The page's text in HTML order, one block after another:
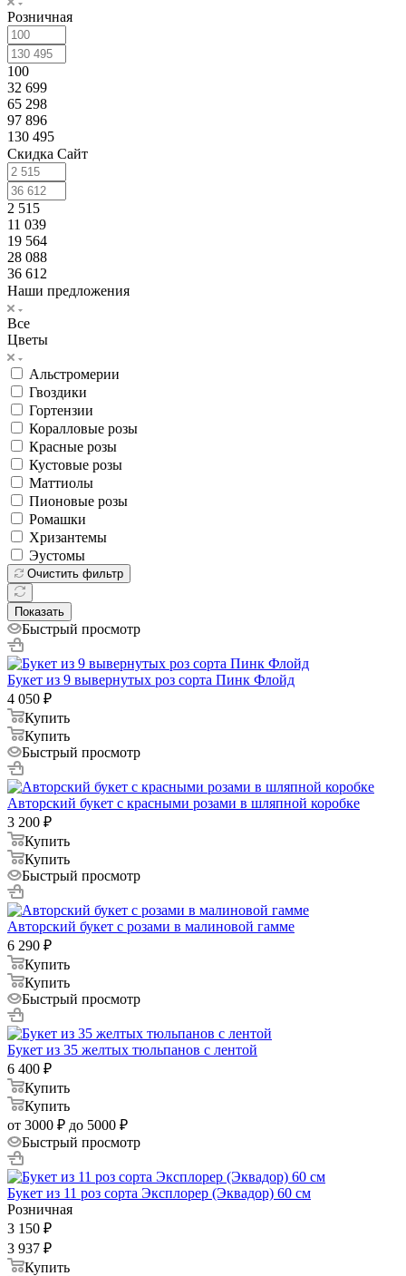
Розничная
100
32 699
65 298
97 896
130 495
Скидка Сайт
2 515
11 039
19 564
28 088
36 612
Наши предложения
Все
Цветы
Альстромерии
Гвоздики
Гортензии
Коралловые розы
Красные розы
Кустовые розы
Маттиолы
Пионовые розы
Ромашки
Хризантемы
Эустомы
Очистить фильтр
Показать
Быстрый просмотр
Букет из 9 вывернутых роз сорта Пинк Флойд
4 050 ₽
Купить
Купить
Быстрый просмотр
Авторский букет с красными розами в шляпной коробке
3 200 ₽
Купить
Купить
Быстрый просмотр
Авторский букет с розами в малиновой гамме
6 290 ₽
Купить
Купить
Быстрый просмотр
Букет из 35 желтых тюльпанов с лентой
6 400 ₽
Купить
Купить
от 3000 ₽ до 5000 ₽
Быстрый просмотр
Букет из 11 роз сорта Эксплорер (Эквадор) 60 см
Розничная
3 150 ₽
3 937 ₽
Купить